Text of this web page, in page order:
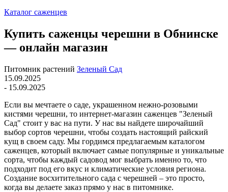
Каталог саженцев
Купить саженцы черешни в Обнинске
— онлайн магазин
Питомник растений Зеленый Сад
15.09.2025
- 15.09.2025
Если вы мечтаете о саде, украшенном нежно-розовыми
кистями черешни, то интернет-магазин саженцев "Зеленый
Сад" стоит у вас на пути. У нас вы найдете широчайший
выбор сортов черешни, чтобы создать настоящий райский
кущ в своем саду. Мы гордимся предлагаемым каталогом
саженцев, который включает самые популярные и уникальные
сорта, чтобы каждый садовод мог выбрать именно то, что
подходит под его вкус и климатические условия региона.
Создание восхитительного сада с черешней – это просто,
когда вы делаете заказ прямо у нас в питомнике.